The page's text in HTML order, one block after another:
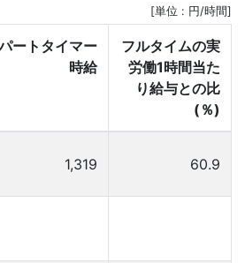
[単位 : 円/時間]
ートタイマー
時給
フルタイムの実
労働1時間当た
り給与との比
(％)
1,319 60.9